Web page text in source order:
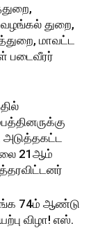
துறை,
மாவட்ட
படைவீரர்
அடுத்தகட்ட
21ஆம்
74ம் ஆண்டு
விழா! எஸ்.